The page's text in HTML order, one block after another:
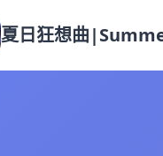
夏日狂想曲